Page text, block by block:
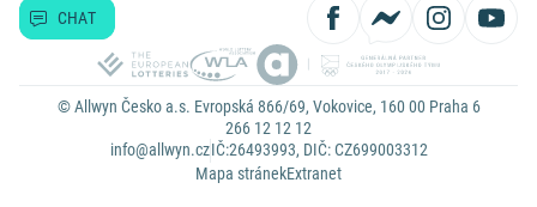
CHAT
© Allwyn Česko a.s. Evropská 866/69, Vokovice, 160 00 Praha 6
266 12 12 12
info@allwyn.czIČ:26493993, DIČ: CZ699003312
Mapa stránekExtranet